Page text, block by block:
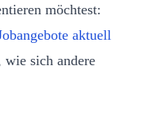
möchtest:
aktuell
sich andere